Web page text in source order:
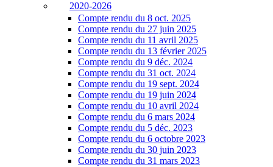
2020-2026
Compte rendu du 8 oct. 2025
Compte rendu du 27 juin 2025
Compte rendu du 11 avril 2025
Compte rendu du 13 février 2025
Compte rendu du 9 déc. 2024
Compte rendu du 31 oct. 2024
Compte rendu du 19 sept. 2024
Compte rendu du 19 juin 2024
Compte rendu du 10 avril 2024
Compte rendu du 6 mars 2024
Compte rendu du 5 déc. 2023
Compte rendu du 6 octobre 2023
Compte rendu du 30 juin 2023
Compte rendu du 31 mars 2023